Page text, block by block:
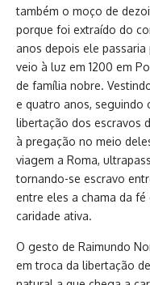
também o moço de
porque foi extraído do
anos depois ele
veio à luz em 1200 em
de família nobre.
e quatro anos, seguindo
libertação dos escravos
à pregação no meio
viagem a Roma,
tornando-se escravo
entre eles a chama da
caridade ativa.
O gesto de Raimundo
em troca da libertação